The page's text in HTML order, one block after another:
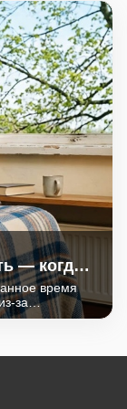
ваше
в
— когда
время
за
и